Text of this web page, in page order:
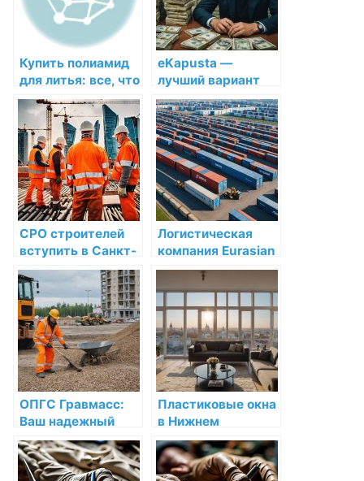
Купить полиамид
для литья: все, что
нужно знать
eKapusta —
лучший вариант
микрозайма для
вас
СРО строителей
вступить в Санкт-
Петербурге —
получить допуск
на строительные
работы
Логистическая
компания Eurasian
Bridge в Астане:
надежность и
эффективность на
первом месте
ОПГС Гравмасс:
Ваш надежный
помощник для
строительства в
Нижнем Новгороде
Пластиковые окна
в Нижнем
Новгороде: низкая
цена и высокое
качество